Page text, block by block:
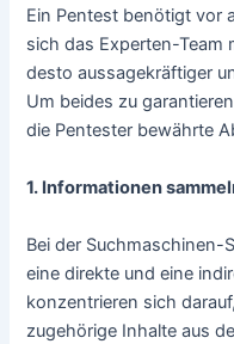
Ein Pentest benötigt vor
sich das Experten-Team
desto aussagekräftiger
Um beides zu
die Pentester bewährte
1. Informationen
Bei der Suchmaschinen-
eine direkte und eine
konzentrieren sich
zugehörige Inhalte aus